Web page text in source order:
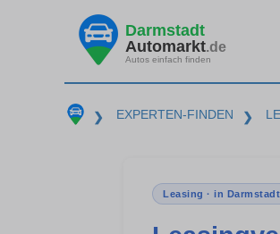
Darmstadt
Automarkt.de
Autos einfach finden
❯ EXPERTEN-FINDEN ❯
Leasing · in Darmstadt